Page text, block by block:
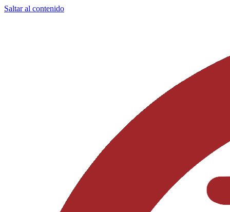
Saltar al contenido